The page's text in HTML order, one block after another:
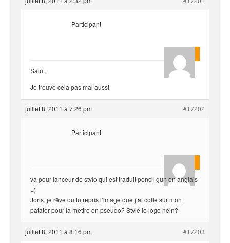
Quentin
Participant
Salut,
Je trouve cela pas mal aussi
juillet 8, 2011 à 7:26 pm #17202
King222
Participant
va pour lanceur de stylo qui est traduit pencil gun en anglais
=)
Joris, je rêve ou tu repris l’image que j’ai collé sur mon
patator pour la mettre en pseudo? Stylé le logo hein?
juillet 8, 2011 à 8:16 pm #17203